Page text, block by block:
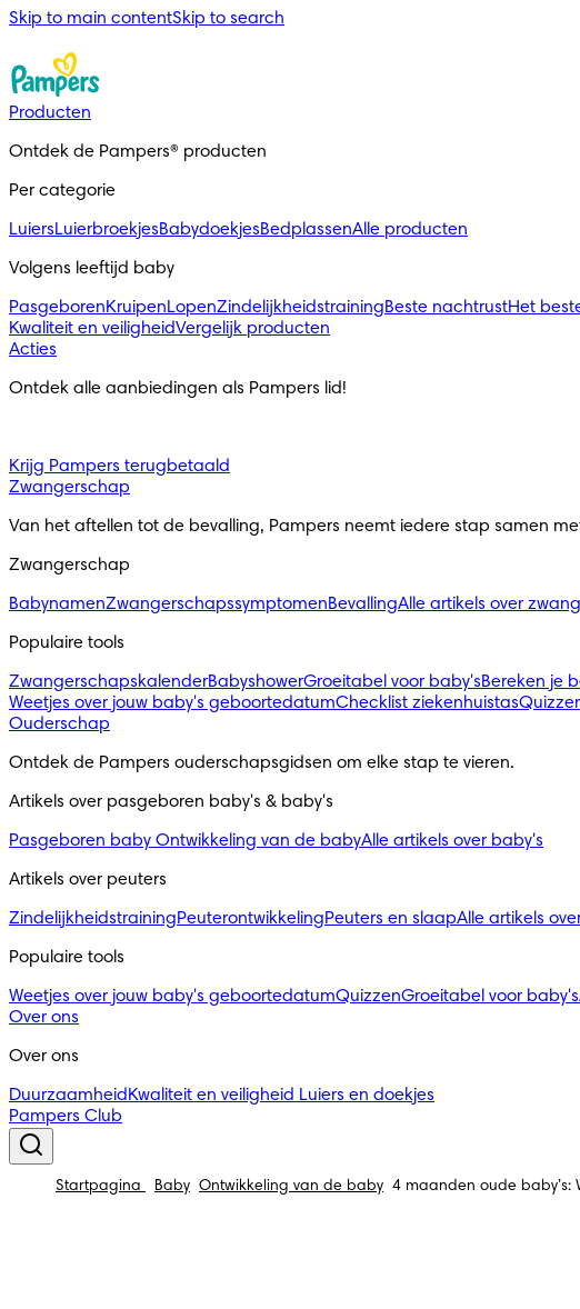
Skip to main contentSkip to search
Producten
Ontdek de Pampers® producten
Per categorie
LuiersLuierbroekjesBabydoekjesBedplassenAlle producten
Volgens leeftijd baby
PasgeborenKruipenLopenZindelijkheidstrainingBeste nachtrustHet
Kwaliteit en veiligheidVergelijk producten
Acties
Ontdek alle aanbiedingen als Pampers lid!
Krijg Pampers terugbetaald
Zwangerschap
Van het aftellen tot de bevalling, Pampers neemt iedere stap samen
Zwangerschap
BabynamenZwangerschapssymptomenBevallingAlle artikels over
Populaire tools
ZwangerschapskalenderBabyshowerGroeitabel voor baby'sBereken je
Weetjes over jouw baby's geboortedatumChecklist ziekenhuistas
Ouderschap
Ontdek de Pampers ouderschapsgidsen om elke stap te vieren.
Artikels over pasgeboren baby's & baby's
Pasgeboren baby Ontwikkeling van de babyAlle artikels over baby's
Artikels over peuters
ZindelijkheidstrainingPeuterontwikkelingPeuters en slaapAlle artikels
Populaire tools
Weetjes over jouw baby's geboortedatumQuizzenGroeitabel voor baby's
Over ons
Over ons
Duurzaamheid Kwaliteit en veiligheid Luiers en doekjes
Pampers Club
Startpagina Baby Ontwikkeling van de baby 4 maanden oude baby’s: